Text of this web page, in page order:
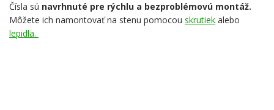
Čísla sú navrhnuté pre rýchlu a bezproblémovú montáž.
Môžete ich namontovať na stenu pomocou skrutiek alebo
lepidla.